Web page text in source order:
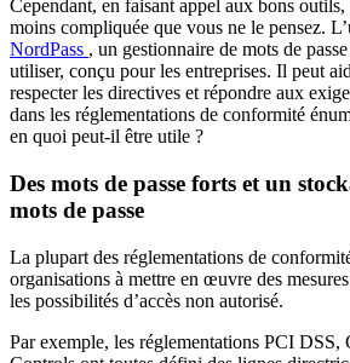
Cependant, en faisant appel aux bons
moins compliquée que vous ne le pensez.
NordPass , un gestionnaire de mots de
utiliser, conçu pour les entreprises. Il peut
respecter les directives et répondre aux
dans les réglementations de conformité
en quoi peut-il être utile ?
Des mots de passe forts et un
mots de passe
La plupart des réglementations de
organisations à mettre en œuvre des
les possibilités d’accès non autorisé.
Par exemple, les réglementations PCI